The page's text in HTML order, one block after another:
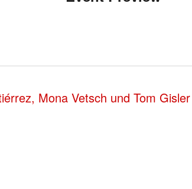
Mona Vetsch und Tom Gisler